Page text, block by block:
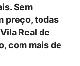
Sem
preço, todas
Real de
com mais de